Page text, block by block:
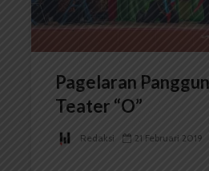
Pagelaran
Teater “O”
Redaksi 21 Februari 2019